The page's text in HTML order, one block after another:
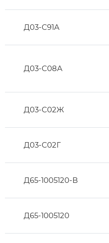
Д03-С91А
Д03-С08А
Д03-С02Ж
Д03-С02Г
Д65-1005120-В
Д65-1005120